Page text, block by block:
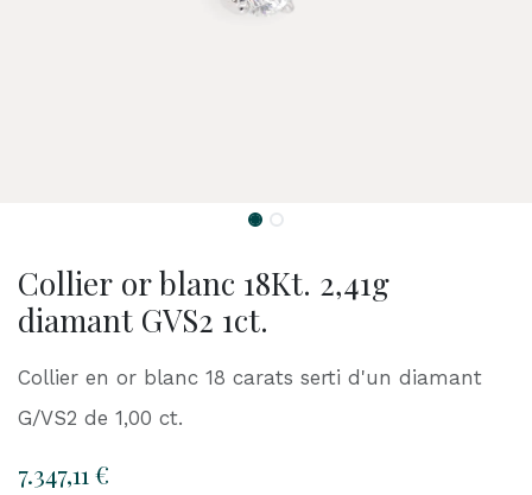
Collier or blanc 18Kt. 2,41g
diamant GVS2 1ct.
Collier en or blanc 18 carats serti d'un diamant
G/VS2 de 1,00 ct.
7.347,11 €